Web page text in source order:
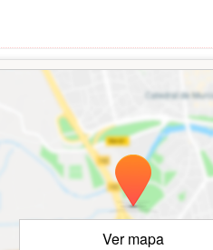
Ver mapa